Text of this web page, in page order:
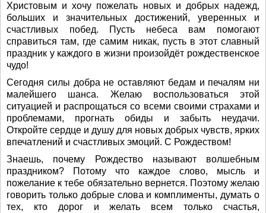
Христовым и хочу пожелать новых и добрых надежд,
больших и значительных достижений, уверенных и
счастливых побед. Пусть небеса вам помогают
справиться там, где самим никак, пусть в этот славный
праздник у каждого в жизни произойдёт рождественское
чудо!
Сегодня силы добра не оставляют бедам и печалям ни
малейшего шанса. Желаю воспользоваться этой
ситуацией и распрощаться со всеми своими страхами и
проблемами, прогнать обиды и забыть неудачи.
Откройте сердце и душу для новых добрых чувств, ярких
впечатлений и счастливых эмоций. С Рождеством!
Знаешь, почему Рождество называют волшебным
праздником? Потому что каждое слово, мысль и
пожелание к тебе обязательно вернется. Поэтому желаю
говорить только добрые слова и комплименты, думать о
тех, кто дорог и желать всем только счастья,